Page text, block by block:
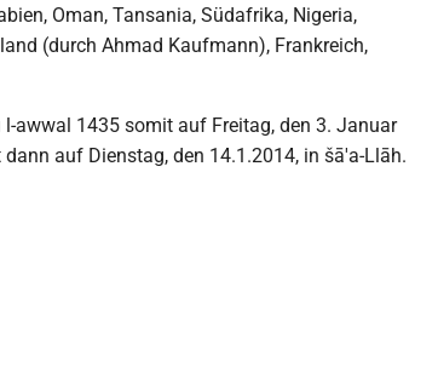
Oman, Tansania, Südafrika, Nigeria,
(durch Ahmad Kaufmann), Frankreich,
awwal 1435 somit auf Freitag, den 3. Januar
auf Dienstag, den 14.1.2014, in šā'a-Llāh.